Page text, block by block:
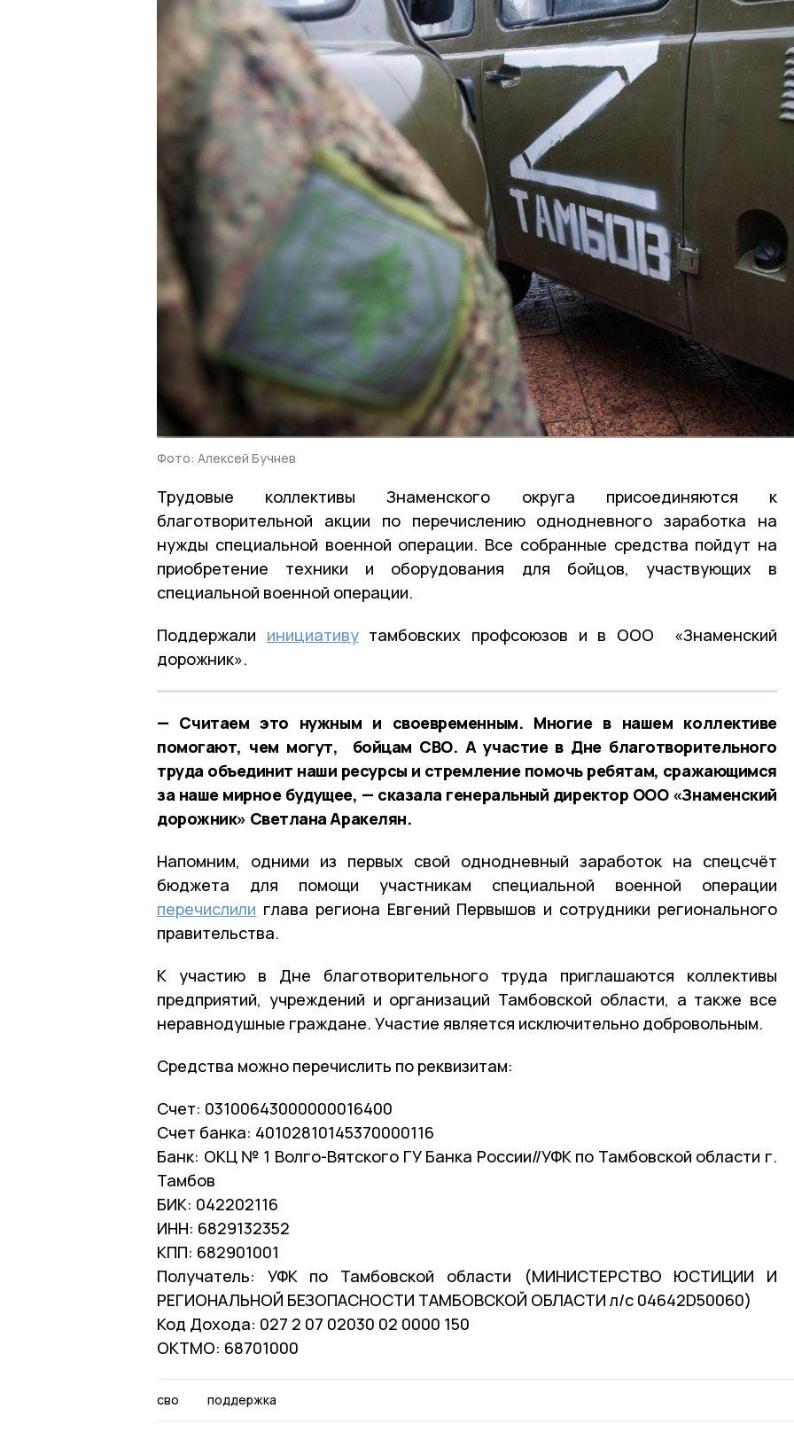
Фото: Алексей Бучнев
Трудовые коллективы Знаменского округа присоединяются к
благотворительной акции по перечислению однодневного заработка на
нужды специальной военной операции. Все собранные средства пойдут на
приобретение техники и оборудования для бойцов, участвующих в
специальной военной операции.
Поддержали инициативутамбовских профсоюзов и в ООО «Знаменский
дорожник».
— Считаем это нужным и своевременным. Многие в нашем коллективе
помогают, чем могут, бойцам СВО. А участие в Дне благотворительного
труда объединит наши ресурсы и стремление помочь ребятам, сражающимся
за наше мирное будущее, — сказала генеральный директор ООО «Знаменский
дорожник» Светлана Аракелян.
Напомним, одними из первых свой однодневный заработок на спецсчёт
бюджета для помощи участникам специальной военной операции
перечислили глава региона Евгений Первышов и сотрудники регионального
правительства.
К участию в Дне благотворительного труда приглашаются коллективы
предприятий, учреждений и организаций Тамбовской области, а также все
неравнодушные граждане. Участие является исключительно добровольным.
Средства можно перечислить по реквизитам:
Счет: 03100643000000016400
Счет банка: 40102810145370000116
Банк: ОКЦ № 1 Волго-Вятского ГУ Банка России//УФК по Тамбовской области г.
Тамбов
БИК: 042202116
ИНН: 6829132352
КПП: 682901001
Получатель: УФК по Тамбовской области (МИНИСТЕРСТВО ЮСТИЦИИ И
РЕГИОНАЛЬНОЙ БЕЗОПАСНОСТИ ТАМБОВСКОЙ ОБЛАСТИ л/с 04642D50060)
Код Дохода: 027 2 07 02030 02 0000 150
ОКТМО: 68701000
сво поддержка